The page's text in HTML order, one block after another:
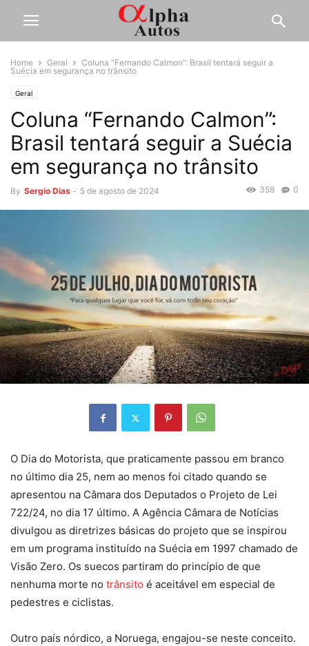
Home Geral
Coluna “Fernando Calmon”: Brasil tentará seguir a
Suécia em segurança no trânsito
Geral
Coluna “Fernando Calmon”:
Brasil tentará seguir a Suécia
em segurança no trânsito
By Sergio Dias - 5 de agosto de 2024 0
358
O Dia do Motorista, que praticamente passou em branco
no último dia 25, nem ao menos foi citado quando se
apresentou na Câmara dos Deputados o Projeto de Lei
722/24, no dia 17 último. A Agência Câmara de Notícias
divulgou as diretrizes básicas do projeto que se inspirou
em um programa instituído na Suécia em 1997 chamado de
Visão Zero. Os suecos partiram do princípio de que
nenhuma morte no trânsito é aceitável em especial de
pedestres e ciclistas.
Outro país nórdico, a Noruega, engajou-se neste conceito.